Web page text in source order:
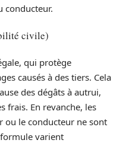
conducteur.
civile)
qui protège
causés à des tiers. Cela
des dégâts à autrui,
frais. En revanche, les
ou le conducteur ne sont
varient